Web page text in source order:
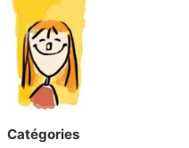
Catégories